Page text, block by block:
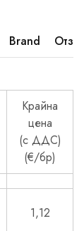
Brand
Крайна
цена
(с ДДС)
(€/бр)
1,12